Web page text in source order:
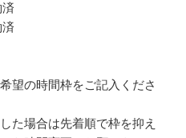
望の時間枠をご記入くださ
た場合は先着順で枠を抑え